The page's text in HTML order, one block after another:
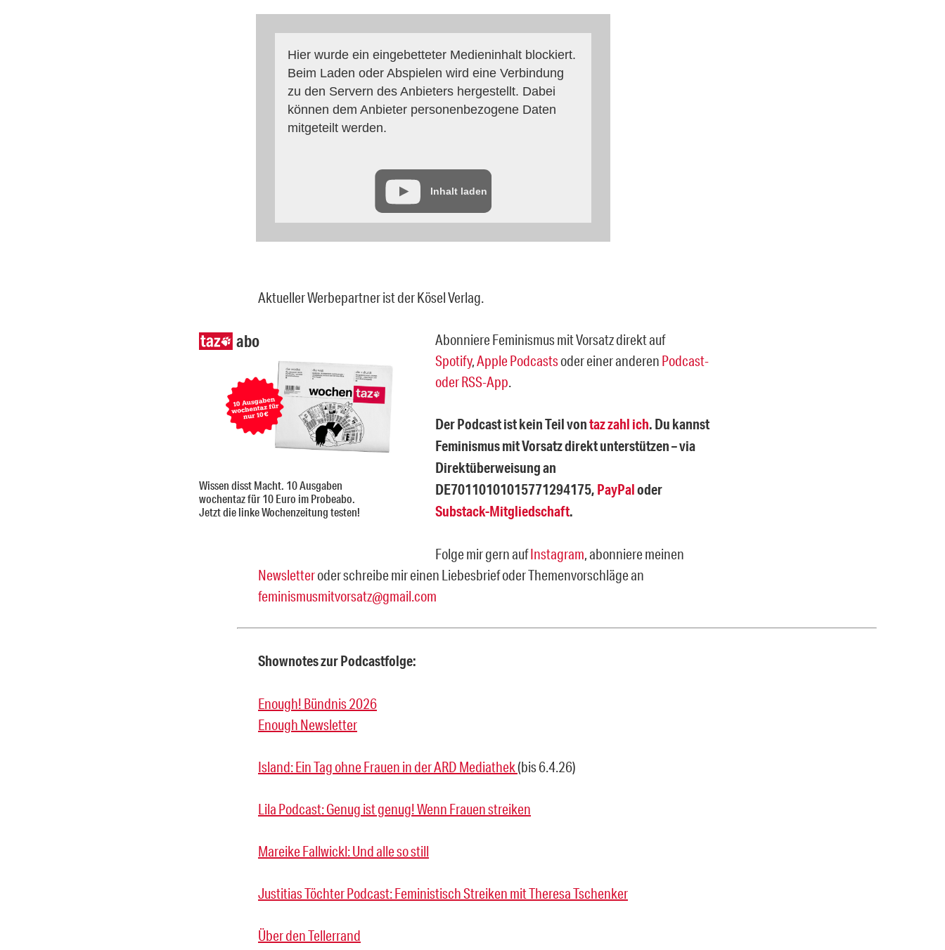
Hier wurde ein eingebetteter Medieninhalt blockiert.
Beim Laden oder Abspielen wird eine Verbindung
zu den Servern des Anbieters hergestellt. Dabei
können dem Anbieter personenbezogene Daten
mitgeteilt werden.
Inhalt laden
Aktueller Werbepartner ist der Kösel Verlag.
abo
Wissen disst Macht. 10 Ausgaben
wochentaz für 10 Euro im Probeabo.
Jetzt die linke Wochenzeitung testen!
Abonniere Feminismus mit Vorsatz direkt auf
Spotify,Apple Podcastsoder einer anderen Podcast-
oder RSS-App.
Der Podcast ist kein Teil vontaz zahl ich. Du kannst
Feminismus mit Vorsatz direkt unterstützen – via
Direktüberweisung an
DE70110101015771294175, PayPaloder
Substack-Mitgliedschaft.
Folge mir gern aufInstagram, abonniere meinen
Newsletteroder schreibe mir einen Liebesbrief oder Themenvorschläge an
feminismusmitvorsatz@gmail.com
Shownotes zur Podcastfolge:
Enough! Bündnis 2026
Enough Newsletter
Island: Ein Tag ohne Frauen in der ARD Mediathek(bis 6.4.26)
Lila Podcast: Genug ist genug! Wenn Frauen streiken
Mareike Fallwickl: Und alle so still
Justitias Töchter Podcast: Feministisch Streiken mit Theresa Tschenker
Über den Tellerrand